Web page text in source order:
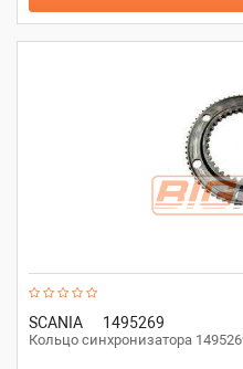
SCANIA 1495269
Кольцо синхронизатора